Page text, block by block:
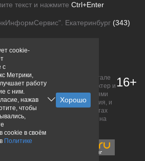
текст и нажмите Ctrl+Enter
Екатеринбург (343)
Для рекламодателей
банков, размещенная на портале
ознакомительный характер и
определяемой положениями
точного и полного описания, и
условия уточняйте на сайтах
Исключительное право на
их правообладателям.
16+
cookie-
с
Метрики,
работу
с ним.
нажав
чтобы
cookie в своём
Политике